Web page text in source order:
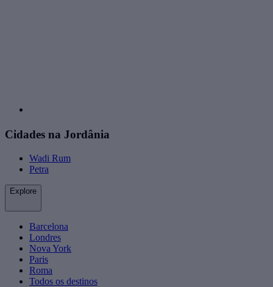
Cidades na Jordânia
Wadi Rum
Petra
Explore
Barcelona
Londres
Nova York
Paris
Roma
Todos os destinos